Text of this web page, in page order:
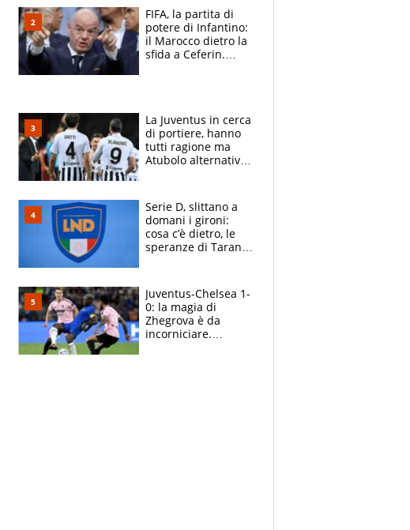
FIFA, la partita di
potere di Infantino:
il Marocco dietro la
sfida a Ceferin.
La Juventus in cerca
di portiere, hanno
tutti ragione ma
Atubolo alternativa
rimane Milinkovic-
Savic
Serie D, slittano a
domani i gironi:
cosa c’è dietro, le
speranze di Taranto
Juventus-Chelsea 1-
0: la magia di
Zhegrova è da
incorniciare.